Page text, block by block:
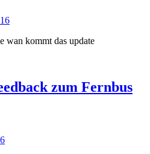
wan kommt das update
zum Fernbus